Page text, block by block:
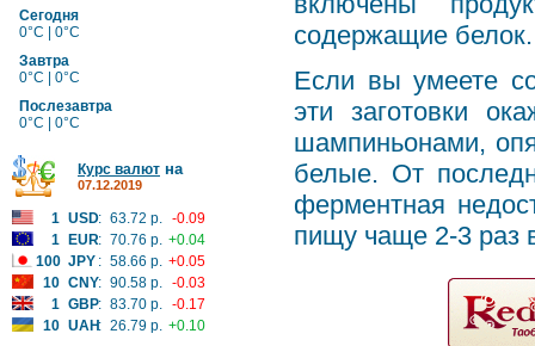
Сегодня
0°C | 0°C
Завтра
0°C | 0°C
Послезавтра
0°C | 0°C
Курс валют на
07.12.2019
1 USD: 63.72 р. -0.09
1
EUR: 70.76 р. +0.04
100 JPY : 58.66 р. +0.05
10 CNY: 90.58 р. -0.03
1 GBP: 83.70 р. -0.17
10 UAH: 26.79 р. +0.10
содержащие
Если вы умеете
эти заготовки
шампиньонами,
белые. От
ферментная
пищу чаще 2-3 раз